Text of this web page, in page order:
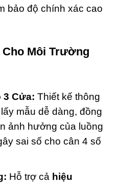
bảo độ chính xác cao
Môi Trường
3 Cửa: Thiết kế thông
mẫu dễ dàng, đồng
ảnh hưởng của luồng
sai số cho cân 4 số
Hỗ trợ cả hiệu